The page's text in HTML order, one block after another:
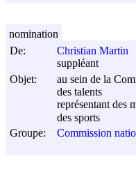
De:
Christian Martin
suppléant
Objet:
au sein de la
des talents
représentant des
des sports
Groupe:
Commission
nomination